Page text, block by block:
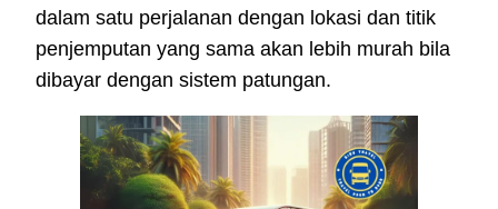
dalam satu perjalanan dengan lokasi dan titik
penjemputan yang sama akan lebih murah bila
dibayar dengan sistem patungan.